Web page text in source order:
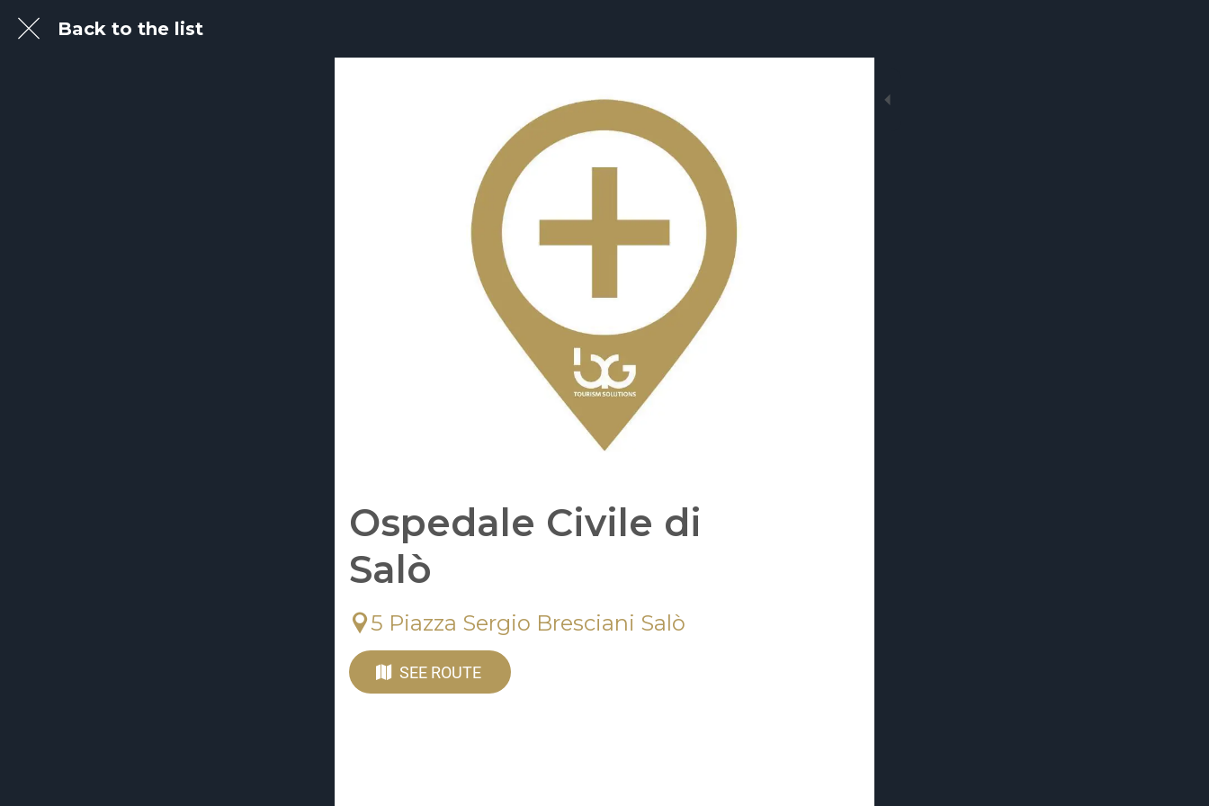
Back to the list
Ospedale Civile di
Salò
5 Piazza Sergio Bresciani Salò
SEE ROUTE